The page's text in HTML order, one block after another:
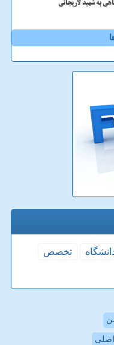
به شهید لاریجانی
تخصص